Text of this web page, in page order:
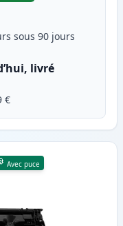
sous 90 jours
livré
€
Avec puce